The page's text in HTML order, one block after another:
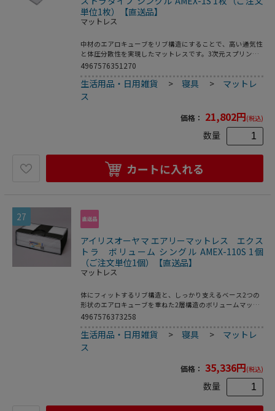
単位1枚）【直送品】
マットレス
中材のエアロキューブをリブ構造にすることで、高い通気性
と体圧分散性を実現したマットレスです。3次元スプリング
構造のエアロキューブが身体の凹凸に合わせてフィットしま
す。荷重の集中を防ぎ、優れた体圧分散性で正しい寝姿勢を
保ちます。リバーシブル仕様で冬はニット面、夏はメッシュ
面を使うことで1年中快適にお使いいただけます。つなぎ目
がない一枚タイプです。ベッドや床に敷き1枚でもお使いい
ただけます。使用しないときは丸めてコンパクトに収納でき
ます。●ゴムバンド2本付き●丸洗い可能・カバーと詰め物
は取り外して洗えます。（カバーは手洗い、中袋は洗濯機洗
い、中材は水洗い可能です。）●材質：【カバー】表（ニッ
100％、裏（メッシュ生地）：ポリエステル100％【詰め
物】中材：合成繊維（ポリエーテルエステルエラストマ
ー）、中袋：ポリエステル100％●目付け：【カバー】表
イズ。巻き方によって異なります。）●付属品：収納用ゴム
バンド2本
4967576351270
生活用品・日用雑貨 >寝具 > マットレ
ス
価格： 21,802円(税込)
数量
カートに入れる
27
アイリスオーヤマ エアリーマットレス エクス
トラ ボリューム シングル AMEX-110S 1個
（ご注文単位1個）【直送品】
マットレス
体にフィットするリブ構造と、しっかり支えるベース2つの
形状のエアロキューブを重ねた2層構造のボリュームマット
レスです。中材のエアロキューブをリブ構造にすることで、
高い通気性と体圧分散性が実現しました。表は肌触りのよい
ニット生地、裏は通気性のよいメッシュ生地で包み込んでい
ます。冬はニット面、夏はメッシュ面を使うことで1年中快
適にご使用いただけます。コンパクトに収納できる三つ折り
タイプです。ベッドはもちろん床の上に、1枚でお使いいた
だけます。●目付け：約ニット生地200g／メッシュ生地
4967576373258
生活用品・日用雑貨 >寝具 > マットレ
ス
価格： 35,336円(税込)
数量